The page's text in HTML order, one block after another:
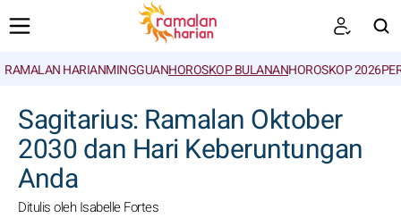
RAMALAN HARIANMINGGUANHOROSKOP BULANANHOROSKOP 2026
Sagitarius: Ramalan Oktober
2030 dan Hari Keberuntungan
Anda
Ditulis oleh Isabelle Fortes